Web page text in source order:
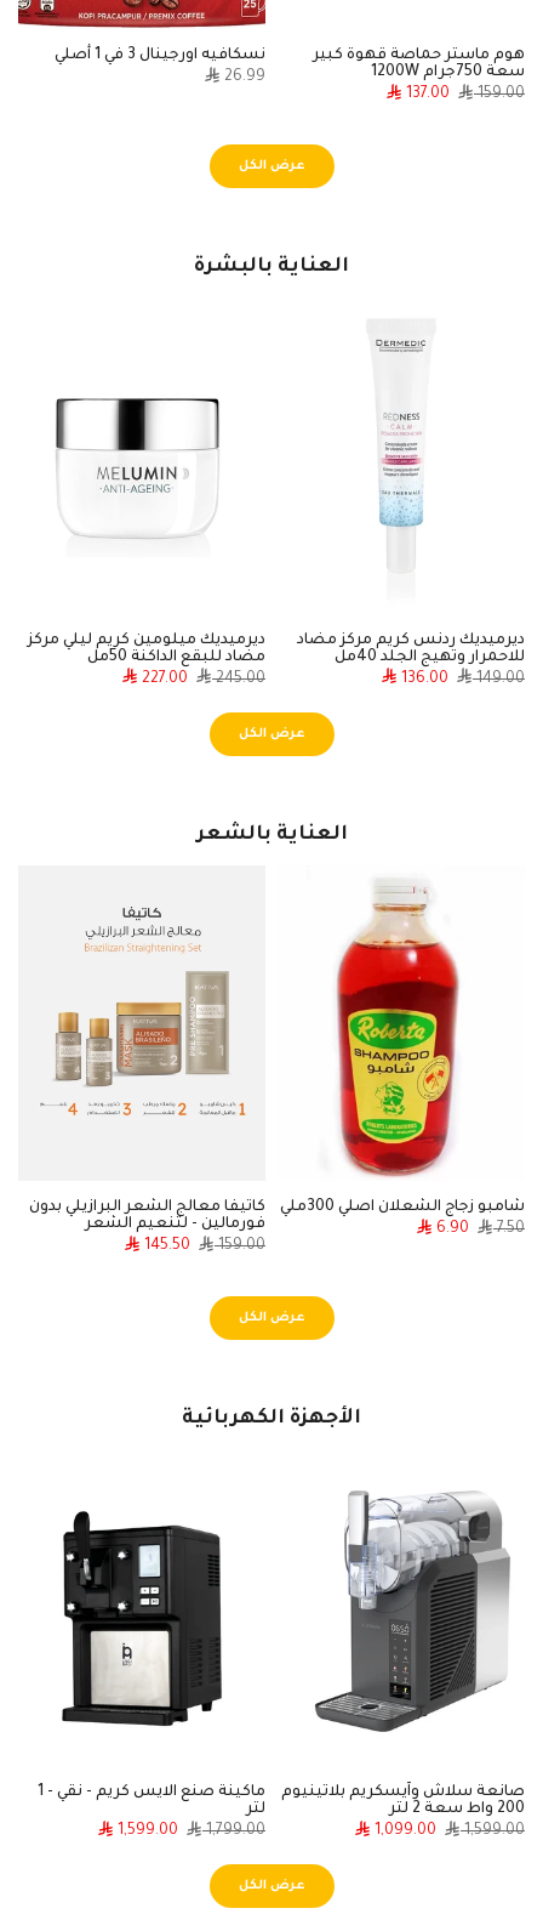
هوم ماستر حماصة قهوة كبير
سعة 750جرام 1200W
159.00
137.00
نسكافيه اورجينال 3 في 1 أصلي
26.99
عرض الكل
العناية بالبشرة
ديرميديك ردنس كريم مركز مضاد
للاحمرار وتهيج الجلد 40مل
149.00
136.00
ديرميديك ميلومين كريم ليلي مركز
مضاد للبقع الداكنة 50مل
245.00
227.00
عرض الكل
العناية بالشعر
شامبو زجاج الشعلان اصلي 300ملي
7.50
6.90
كاتيفا معالج الشعر البرازيلي بدون
فورمالين - لتنعيم الشعر
159.00
145.50
عرض الكل
الأجهزة الكهربائية
صانعة سلاش وآيسكريم بلاتينيوم
200 واط سعة 2 لتر
1,599.00
1,099.00
ماكينة صنع الايس كريم - نقي - 1
لتر
1,799.00
1,599.00
عرض الكل